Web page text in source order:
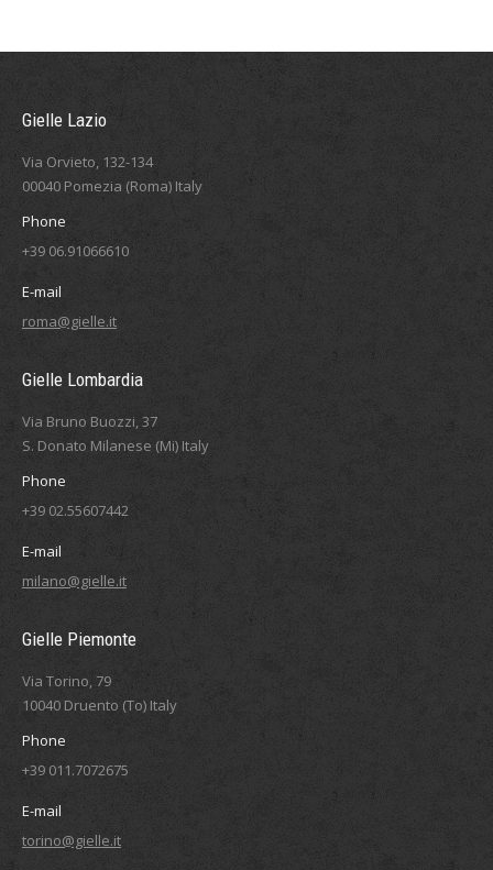
Gielle Lazio
Via Orvieto, 132-134
00040 Pomezia (Roma) Italy
Phone
+39 06.91066610
E-mail
roma@gielle.it
Gielle Lombardia
Via Bruno Buozzi, 37
S. Donato Milanese (Mi) Italy
Phone
+39 02.55607442
E-mail
milano@gielle.it
Gielle Piemonte
Via Torino, 79
10040 Druento (To) Italy
Phone
+39 011.7072675
E-mail
torino@gielle.it